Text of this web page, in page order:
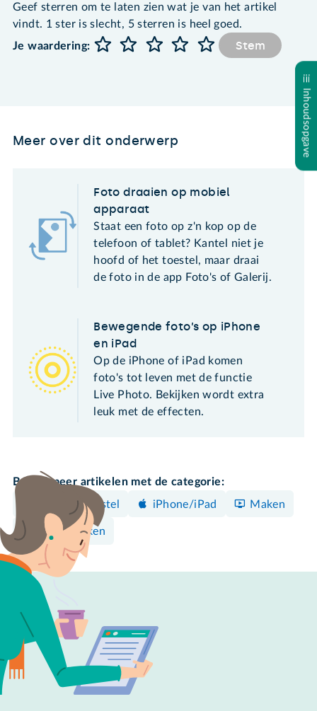
Inhoudsopgave
Geef sterren om te laten zien wat je van het artikel
vindt. 1 ster is slecht, 5 sterren is heel goed.
Je waardering:
Stem
Meer over dit onderwerp
Foto draaien op mobiel
apparaat
Staat een foto op z'n kop op de
telefoon of tablet? Kantel niet je
hoofd of het toestel, maar draai
de foto in de app Foto's of Galerij.
Bewegende foto’s op iPhone
en iPad
Op de iPhone of iPad komen
foto's tot leven met de functie
Live Photo. Bekijken wordt extra
leuk met de effecten.
Bekijk meer artikelen met de categorie:
Android-toestel
iPhone/iPad Maken
Foto's maken